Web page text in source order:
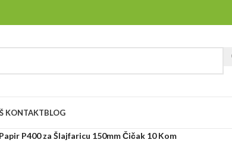
KONTAKTBLOG
P400 za Šlajfaricu 150mm Čičak 10 Kom